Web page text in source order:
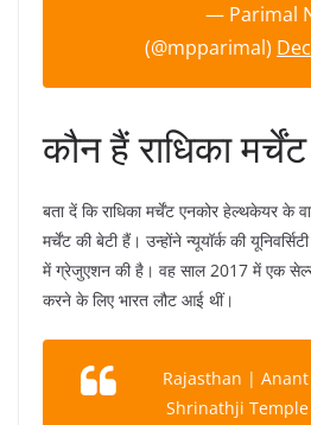
— Parimal
(@mpparimal)
कौन हैं राधिका मर्चेंट
बता दें कि राधिका मर्चेंट एनकोर हेल्थकेयर के
मर्चेंट की बेटी हैं। उन्होंने न्यूयॉर्क की
में ग्रेजुएशन की है। वह साल 2017 में एक
करने के लिए भारत लौट आई थीं।
Rajasthan |
Shrinathji